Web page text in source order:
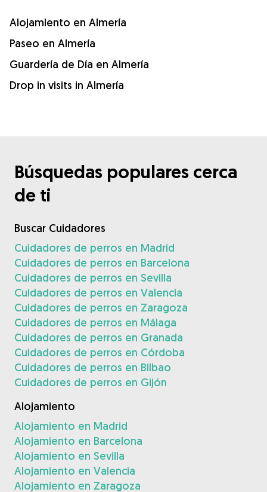
Alojamiento en Almería
Paseo en Almería
Guardería de Día en Almería
Drop in visits in Almería
Búsquedas populares cerca
de ti
Buscar Cuidadores
Cuidadores de perros en Madrid
Cuidadores de perros en Barcelona
Cuidadores de perros en Sevilla
Cuidadores de perros en Valencia
Cuidadores de perros en Zaragoza
Cuidadores de perros en Málaga
Cuidadores de perros en Granada
Cuidadores de perros en Córdoba
Cuidadores de perros en Bilbao
Cuidadores de perros en Gijón
Alojamiento
Alojamiento en Madrid
Alojamiento en Barcelona
Alojamiento en Sevilla
Alojamiento en Valencia
Alojamiento en Zaragoza